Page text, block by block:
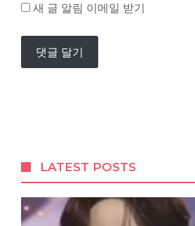
새 글 알림 이메일 받기
LATEST POSTS